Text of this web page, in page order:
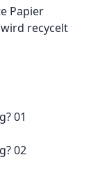
Papier
recycelt